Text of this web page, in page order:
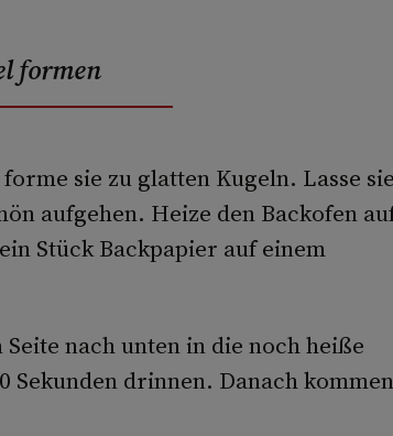
formen
sie zu glatten Kugeln. Lasse
aufgehen. Heize den Backofen
Stück Backpapier auf einem
nach unten in die noch heiße
Sekunden drinnen. Danach